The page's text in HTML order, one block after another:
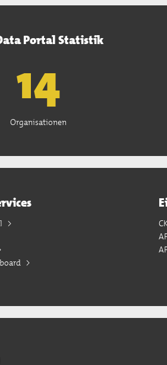
Portal Statistik
15
Organisationen